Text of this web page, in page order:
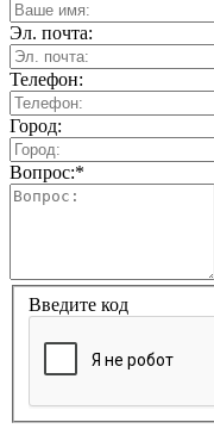
Эл. почта:
Телефон:
Город:
Вопрос:*
Введите код